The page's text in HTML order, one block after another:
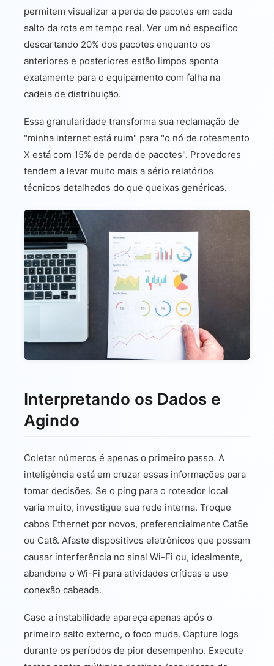
permitem visualizar a perda de pacotes em cada
salto da rota em tempo real. Ver um nó específico
descartando 20% dos pacotes enquanto os
anteriores e posteriores estão limpos aponta
exatamente para o equipamento com falha na
cadeia de distribuição.
Essa granularidade transforma sua reclamação de
"minha internet está ruim" para "o nó de roteamento
X está com 15% de perda de pacotes". Provedores
tendem a levar muito mais a sério relatórios
técnicos detalhados do que queixas genéricas.
Interpretando os Dados e
Agindo
Coletar números é apenas o primeiro passo. A
inteligência está em cruzar essas informações para
tomar decisões. Se o ping para o roteador local
varia muito, investigue sua rede interna. Troque
cabos Ethernet por novos, preferencialmente Cat5e
ou Cat6. Afaste dispositivos eletrônicos que possam
causar interferência no sinal Wi-Fi ou, idealmente,
abandone o Wi-Fi para atividades críticas e use
conexão cabeada.
Caso a instabilidade apareça apenas após o
primeiro salto externo, o foco muda. Capture logs
durante os períodos de pior desempenho. Execute